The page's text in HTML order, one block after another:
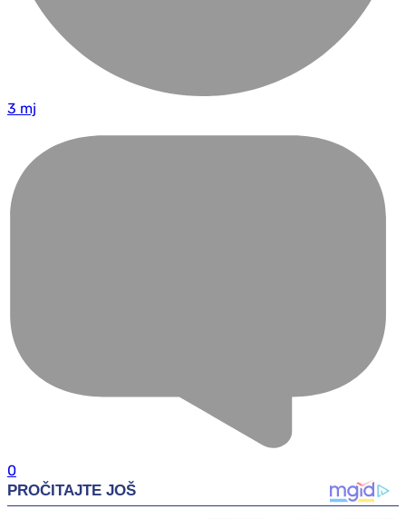
3 mj
0